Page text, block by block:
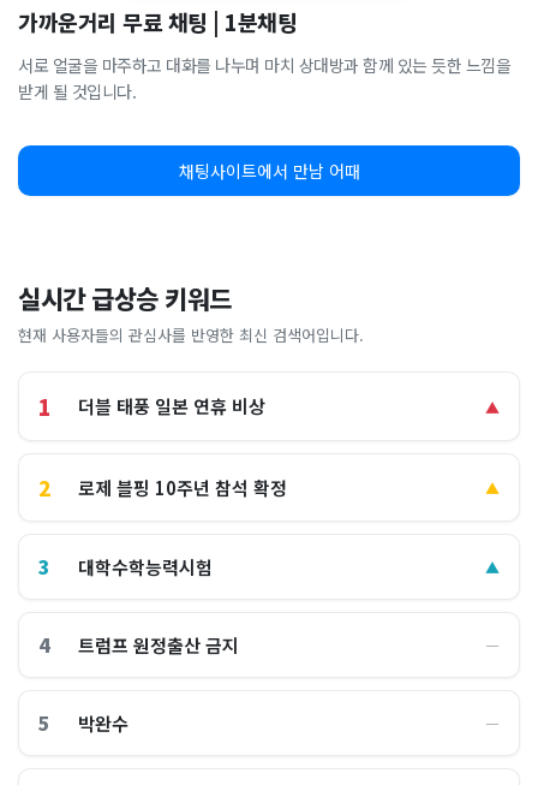
가까운거리 무료 채팅 | 1분채팅
서로 얼굴을 마주하고 대화를 나누며 마치 상대방과 함께 있는 듯한 느낌을
받게 될 것입니다.
채팅사이트에서 만남 어때
실시간 급상승 키워드
현재 사용자들의 관심사를 반영한 최신 검색어입니다.
1 더블 태풍 일본 연휴 비상 ▲
2 로제 블핑 10주년 참석 확정 ▲
3 대학수학능력시험 ▲
4 트럼프 원정출산 금지 ―
5 박완수 ―